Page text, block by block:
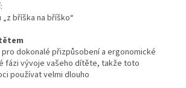
bříška na bříško“
dokonalé přizpůsobení a ergonomické
fázi vývoje vašeho dítěte, takže toto
používat velmi dlouho